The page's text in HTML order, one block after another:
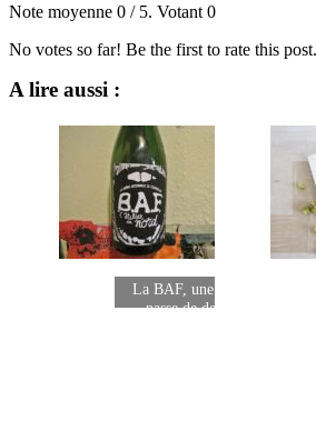
Note moyenne 0 / 5. Votant 0
No votes so far! Be the first to rate this post.
A lire aussi :
La BAF, une association en
passe de devenir une…